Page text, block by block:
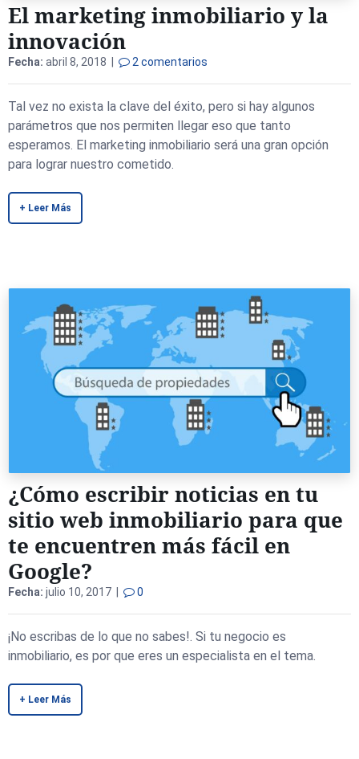
El marketing inmobiliario y la
innovación
Fecha: abril 8, 2018 | 2 comentarios
Tal vez no exista la clave del éxito, pero si hay algunos
parámetros que nos permiten llegar eso que tanto
esperamos. El marketing inmobiliario será una gran opción
para lograr nuestro cometido.
+ Leer Más
¿Cómo escribir noticias en tu
sitio web inmobiliario para que
te encuentren más fácil en
Google?
Fecha: julio 10, 2017 | 0
¡No escribas de lo que no sabes!. Si tu negocio es
inmobiliario, es por que eres un especialista en el tema.
+ Leer Más